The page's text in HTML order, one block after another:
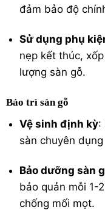
đảm bảo độ
Sử dụng phụ
nẹp kết thúc,
lượng sàn gỗ.
Bảo trì sàn gỗ
Vệ sinh định kỳ:
sàn chuyên
Bảo dưỡng sàn
bảo quản mỗi 1-
chống mối mọt.